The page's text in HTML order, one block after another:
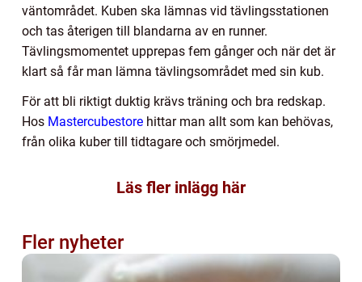
väntområdet. Kuben ska lämnas vid tävlingsstationen
och tas återigen till blandarna av en runner.
Tävlingsmomentet upprepas fem gånger och när det är
klart så får man lämna tävlingsområdet med sin kub.
För att bli riktigt duktig krävs träning och bra redskap.
Hos Mastercubestore hittar man allt som kan behövas,
från olika kuber till tidtagare och smörjmedel.
Läs fler inlägg här
Fler nyheter